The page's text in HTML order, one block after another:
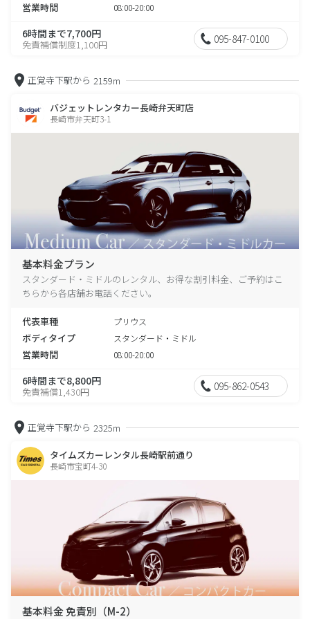
営業時間 08:00-20:00
6時間まで7,700円
免責補償制度1,100円 095-847-0100
正覚寺下駅から 2159m
バジェットレンタカー長崎弁天町店
長崎市弁天町3-1
基本料金プラン
スタンダード・ミドルのレンタル、お得な割引料金、ご予約はこ
ちらから各店舗お電話ください。
代表車種 プリウス
ボディタイプ スタンダード・ミドル
営業時間 08:00-20:00
6時間まで8,800円
免責補償1,430円 095-862-0543
正覚寺下駅から 2325m
タイムズカーレンタル長崎駅前通り
長崎市宝町4-30
基本料金 免責別（M-2）